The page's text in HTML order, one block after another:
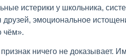
истерики у школьника,
друзей, эмоциональное
чём».
ничего не доказывает.